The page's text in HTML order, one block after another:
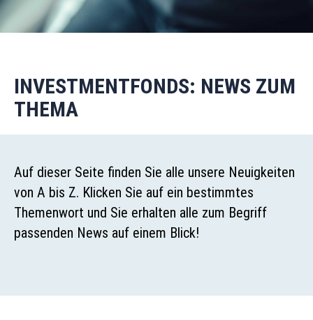
INVESTMENTFONDS: NEWS ZUM
THEMA
Auf dieser Seite finden Sie alle unsere Neuigkeiten
von A bis Z. Klicken Sie auf ein bestimmtes
Themenwort und Sie erhalten alle zum Begriff
passenden News auf einem Blick!